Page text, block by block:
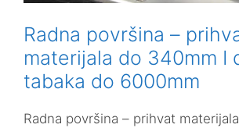
Radna površina –
materijala do 340mm I
tabaka do 6000mm
Radna površina – prihvat